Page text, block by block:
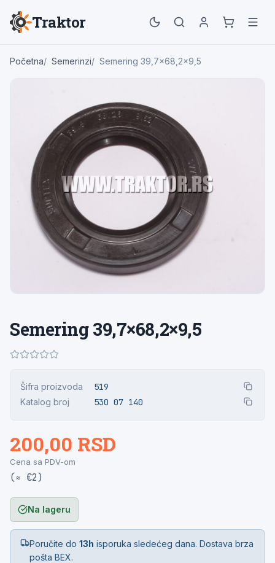
Traktor
Početna Semerinzi Semering 39,7×68,2×9,5
Semering 39,7×68,2×9,5
Šifra proizvoda 519
Katalog broj 530 07 140
200,00 RSD
Cena sa PDV-om
(≈ €2)
Na lageru
Poručite do13h isporuka sledećeg dana. Dostava brza
pošta BEX.